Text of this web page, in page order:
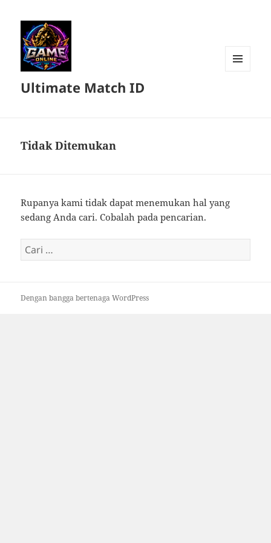
Ultimate Match ID
Tidak Ditemukan
Rupanya kami tidak dapat menemukan hal yang
sedang Anda cari. Cobalah pada pencarian.
Cari
untuk:
Dengan bangga bertenaga WordPress